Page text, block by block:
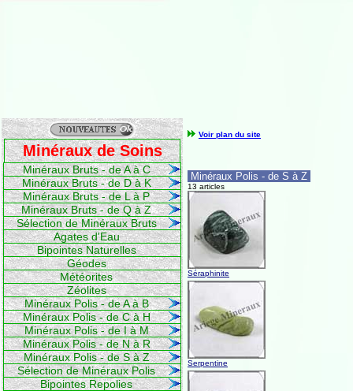
Minéraux de Soins
Minéraux Bruts - de A à C
Minéraux Bruts - de D à K
Minéraux Bruts - de L à P
Minéraux Bruts - de Q à Z
Sélection de Minéraux Bruts
Agates d'Eau
Bipointes Naturelles
Géodes
Météorites
Zéolites
Minéraux Polis - de A à B
Minéraux Polis - de C à H
Minéraux Polis - de I à M
Minéraux Polis - de N à R
Minéraux Polis - de S à Z
Sélection de Minéraux Polis
Bipointes Repolies
Voir plan du site
Minéraux Polis - de S à Z
13 articles
Séraphinite
Serpentine